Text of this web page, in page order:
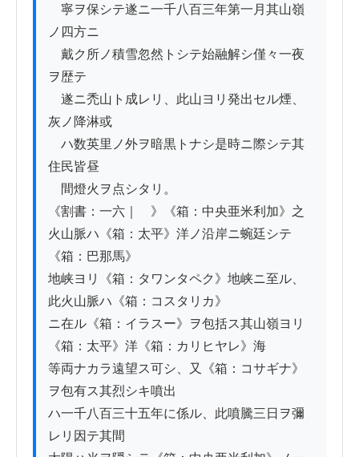
寧ヲ保シテ遂ニ一千八百三年第一月其山嶺
ノ四方ニ
戴ク所ノ積雪忽然トシテ始融解シ僅々一夜
ヲ歴テ
遂ニ禿山ト成レリ、此山ヨリ発出セル煙、
灰ノ降淋或
ハ数英里ノ外ヲ暗黒トナシ是時ニ際シテ其
住民皆昼
間燈火ヲ点シタリ。
《割書：一六｜　》《箱：中央亜米利加》之
火山脈ハ《箱：太平》洋ノ沿岸ニ蜿廷シテ
《箱：巴那馬》
地峡ヨリ《箱：タワンタペク》地峡ニ至ル、
此火山脈ハ《箱：コスタリカ》
ニ在ル《箱：イラスー》ヲ包括ス其山嶺ヨリ
《箱：太平》洋《箱：カリヒヤレ》海
等両ナカラ遠望ス可シ、又《箱：コサギナ》
ヲ包有ス其烈シキ噴出
ハ一千八百三十五年に係ル、此噴騰三日ヲ彌
レリ因テ其間